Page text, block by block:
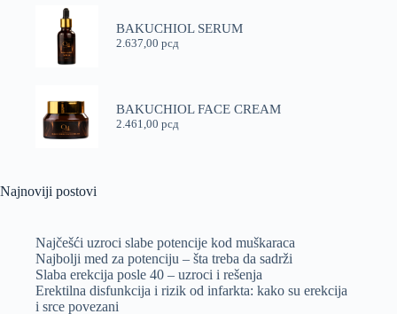
BAKUCHIOL SERUM
2.637,00 рсд
BAKUCHIOL FACE CREAM
2.461,00 рсд
Najnoviji postovi
Najčešći uzroci slabe potencije kod muškaraca
Najbolji med za potenciju – šta treba da sadrži
Slaba erekcija posle 40 – uzroci i rešenja
Erektilna disfunkcija i rizik od infarkta: kako su erekcija
i srce povezani